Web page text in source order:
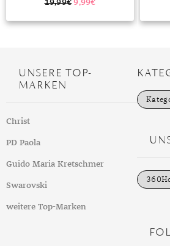
LEUCHTBÄNDER REFLEKTORBAND
RUNNING SPORTS”
19,99€ 9,99€
UNSERE TOP-
MARKEN
Christ
PD Paola
Guido Maria Kretschmer
Swarovski
weitere Top-Marken
K
a
e
n